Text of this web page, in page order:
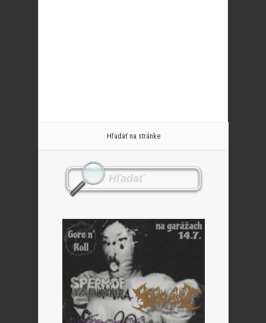
Hľadať na stránke